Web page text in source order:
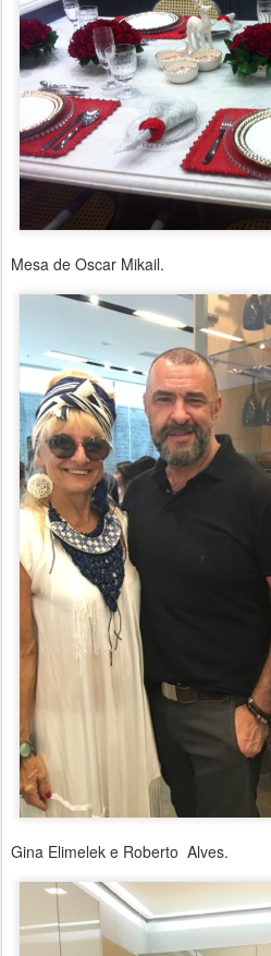
Mesa de Oscar Mikail.
Gina Elimelek e Roberto Alves.